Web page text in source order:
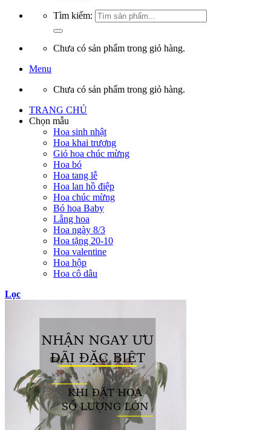
Tìm kiếm:
Chưa có sản phẩm trong giỏ hàng.
Menu
Chưa có sản phẩm trong giỏ hàng.
TRANG CHỦ
Chọn mẫu
Hoa sinh nhật
Hoa khai trương
Giỏ hoa chúc mừng
Hoa bó
Hoa tang lễ
Hoa lan hồ điệp
Hoa chúc mừng
Bó hoa Baby
Lẵng hoa
Hoa ngày 8/3
Hoa tặng 20-10
Hoa valentine
Hoa hộp
Hoa cô dâu
Lọc